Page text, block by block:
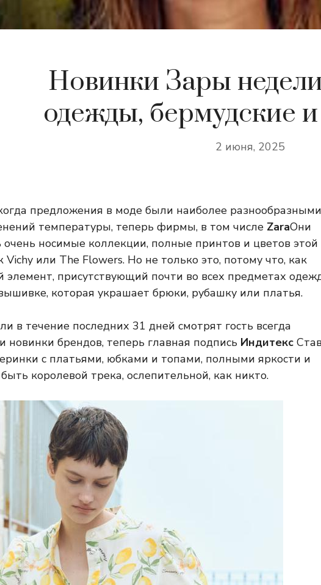
Новинки Зары
одежды, бермудские
2 июня, 2025
предложения в моде были наиболее
температуры, теперь фирмы, в том числе ZaraОни
очень носимые коллекции, полные принтов и цветов этой
Vichy или The Flowers. Но не только это, потому что, как
присутствующий почти во всех предметах
которая украшает брюки, рубашку или платья.
в течение последних 31 дней смотрят гость всегда
новинки брендов, теперь главная подпись Индитекс
с платьями, юбками и топами, полными яркости и
королевой трека, ослепительной, как никто.